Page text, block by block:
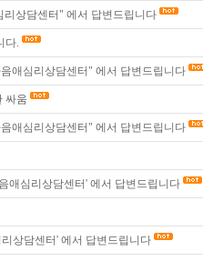
리상담센터" 에서 답변드립니다
다.
애심리상담센터" 에서 답변드립니다
싸움
애심리상담센터" 에서 답변드립니다
애심리상담센터' 에서 답변드립니다
상담센터' 에서 답변드립니다